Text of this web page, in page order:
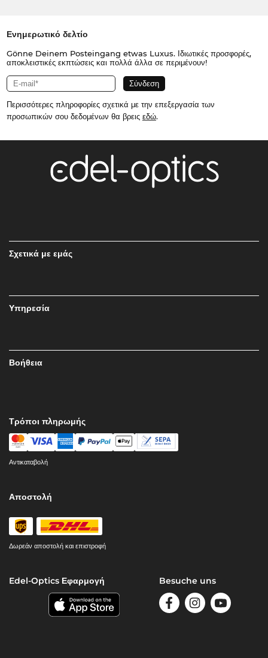
Ενημερωτικό δελτίο
Gönne Deinem Posteingang etwas Luxus. Ιδιωτικές προσφορές,
αποκλειστικές εκπτώσεις και πολλά άλλα σε περιμένουν!
Περισσότερες πληροφορίες σχετικά με την επεξεργασία των
προσωπικών σου δεδομένων θα βρεις εδώ.
Σχετικά με εμάς
Υπηρεσία
Βοήθεια
Τρόποι πληρωμής
Αντικαταβολή
Αποστολή
Δωρεάν αποστολή και επιστροφή
Edel-Optics Εφαρμογή Besuche uns